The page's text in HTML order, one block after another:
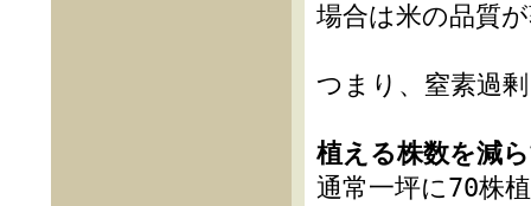
場合は米の品質
つまり、窒素過
植える株数を減
通常一坪に70株